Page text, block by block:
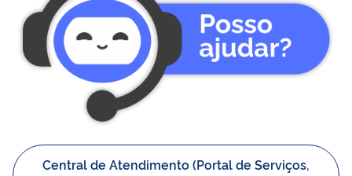
Central de Atendimento (Portal de Serviços,